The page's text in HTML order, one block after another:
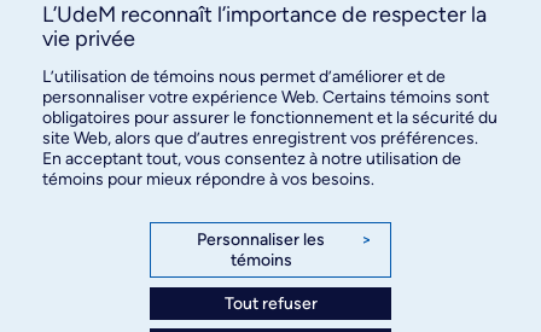
À propos / Nous joindre
des relations publiques
3744, rue Jean-Brillant, bureau 490
Montréal (Québec) H3T 1P1
L’UdeM reconnaît l’importance de respecter la
vie privée
L’utilisation de témoins nous permet d’améliorer et de
personnaliser votre expérience Web. Certains témoins sont
obligatoires pour assurer le fonctionnement et la sécurité du
site Web, alors que d’autres enregistrent vos préférences.
En acceptant tout, vous consentez à notre utilisation de
témoins pour mieux répondre à vos besoins.
Personnaliser les
témoins
>
Tout refuser